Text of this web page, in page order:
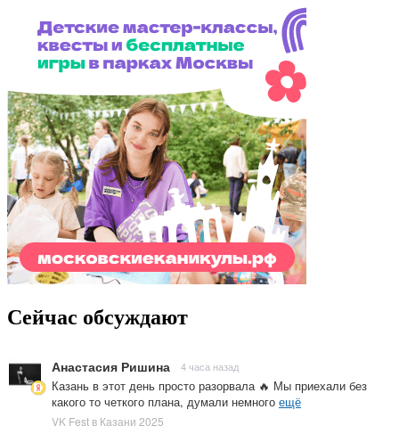
Сейчас обсуждают
Анастасия Ришина 4 часа назад
Казань в этот день просто разорвала 🔥 Мы приехали без
какого то четкого плана, думали немного ещё
VK Fest в Казани 2025